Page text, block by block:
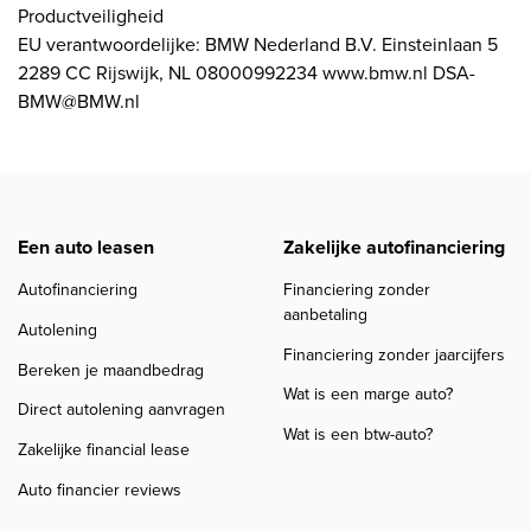
Productveiligheid
EU verantwoordelijke: BMW Nederland B.V. Einsteinlaan 5
2289 CC Rijswijk, NL 08000992234 www.bmw.nl DSA-
BMW@BMW.nl
Een auto leasen
Autofinanciering
Autolening
Bereken je maandbedrag
Direct autolening aanvragen
Zakelijke financial lease
Auto financier reviews
Zakelijke autofinanciering
Financiering zonder
aanbetaling
Financiering zonder jaarcijfers
Wat is een marge auto?
Wat is een btw-auto?